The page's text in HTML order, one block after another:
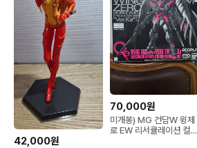
42,000원
70,000원
미개봉) MG 건담W 윙제
로 EW 리서큘레이션 컬러